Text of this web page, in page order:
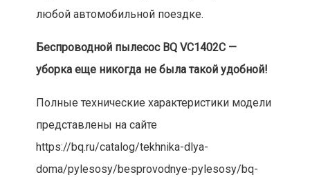
любой автомобильной поездке.
Беспроводной пылесос BQ VC1402C —
уборка еще никогда не была такой удобной!
Полные технические характеристики модели
представлены на сайте
https://bq.ru/catalog/tekhnika-dlya-
doma/pylesosy/besprovodnye-pylesosy/bq-